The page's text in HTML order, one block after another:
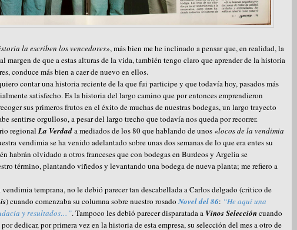
la escriben los vencedores», más bien me he inclinado a pensar que, en realidad, la
margen de que a estas alturas de la vida, también tengo claro que aprender de la historia
conduce más bien a caer de nuevo en ellos.
contar una historia reciente de la que fui participe y que todavía hoy, pasados más
satisfecho. Es la historia del largo camino que por entonces emprendieron
sus primeros frutos en el éxito de muchas de nuestras bodegas, un largo trayecto
sentirse orgulloso, a pesar del largo trecho que todavía nos queda por recorrer.
regional La Verdada mediados de los 80 que hablando de unos «locos de la vendimia
vendimia se ha venido adelantado sobre unas dos semanas de lo que era entes su
habrán olvidado a otros franceses que con bodegas en Burdeos y Argelia se
término, plantando viñedos y levantando una bodega de nueva planta; me refiero a
temprana, no le debió parecer tan descabellada a Carlos delgado (critico de
) cuando comenzaba su columna sobre nuestro rosado Novel del 86: “He aquí una
y resultados…”. Tampoco les debió parecer disparatada a Vinos Seleccióncuando
dedicar, por primera vez en la historia de esta empresa, su selección del mes a otro de